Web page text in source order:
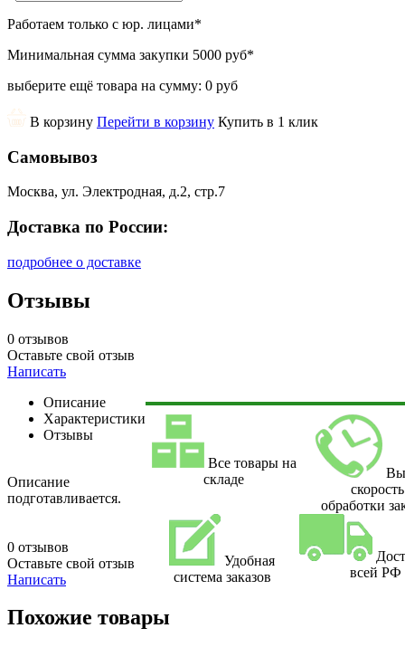
Работаем только с юр. лицами*
Минимальная сумма закупки 5000 руб*
выберите ещё товара на сумму: 0 руб
В корзину Перейти в корзину Купить в 1 клик
Самовывоз
Москва, ул. Электродная, д.2, стр.7
Доставка по России:
подробнее о доставке
Отзывы
0 отзывов
Оставьте свой отзыв
Написать
Описание
Характеристики
Отзывы
Описание
подготавливается.
0 отзывов
Оставьте свой отзыв
Написать
Все товары на
складе
скорость
обработки
Удобная
система заказов
всей РФ
Похожие товары